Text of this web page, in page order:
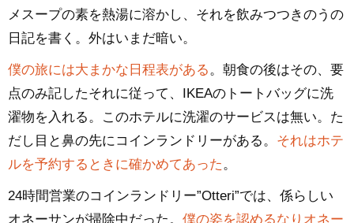
メスープの素を熱湯に溶かし、それを飲みつつきのうの
日記を書く。外はいまだ暗い。
僕の旅には大まかな日程表がある。朝食の後はその、要
点のみ記したそれに従って、IKEAのトートバッグに洗
濯物を入れる。このホテルに洗濯のサービスは無い。た
だし目と鼻の先にコインランドリーがある。 それはホテ
ルを予約するときに確かめてあった。
24時間営業のコインランドリー”Otteri”では、係らしい
オネーサンが掃除中だった。 僕の姿を認めるなりオネー